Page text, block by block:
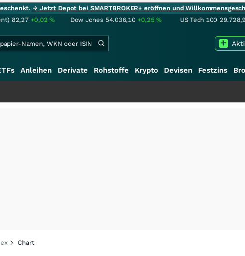
→ Jetzt Depot bei SMARTBROKER+ eröffnen und
82,27 +0,02% Dow Jones 54.036,10 +0,25% US Tech 100
Anleihen Derivate Rohstoffe Krypto Devisen Festzins
Chart